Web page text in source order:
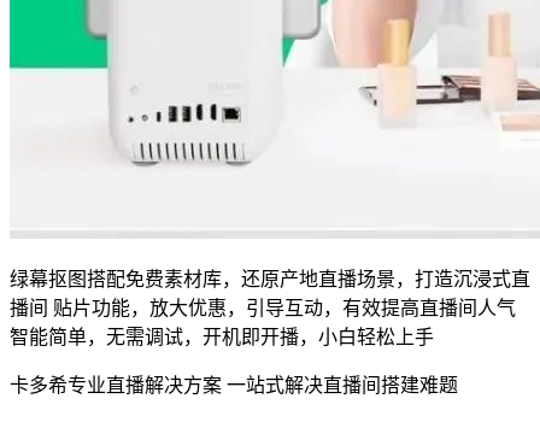
绿幕抠图搭配免费素材库，还原产地直播场景，打造沉浸式直
播间 贴片功能，放大优惠，引导互动，有效提高直播间人气
智能简单，无需调试，开机即开播，小白轻松上手
卡多希专业直播解决方案 一站式解决直播间搭建难题